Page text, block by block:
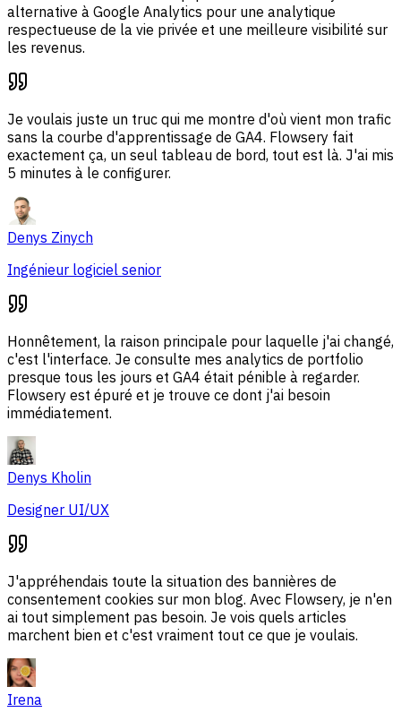
alternative à Google Analytics pour une analytique
respectueuse de la vie privée et une meilleure visibilité sur
les revenus.
Je voulais juste un truc qui me montre d'où vient mon trafic
sans la courbe d'apprentissage de GA4. Flowsery fait
exactement ça, un seul tableau de bord, tout est là. J'ai mis
5 minutes à le configurer.
Denys Zinych
Ingénieur logiciel senior
Honnêtement, la raison principale pour laquelle j'ai changé,
c'est l'interface. Je consulte mes analytics de portfolio
presque tous les jours et GA4 était pénible à regarder.
Flowsery est épuré et je trouve ce dont j'ai besoin
immédiatement.
Denys Kholin
Designer UI/UX
J'appréhendais toute la situation des bannières de
consentement cookies sur mon blog. Avec Flowsery, je n'en
ai tout simplement pas besoin. Je vois quels articles
marchent bien et c'est vraiment tout ce que je voulais.
Irena